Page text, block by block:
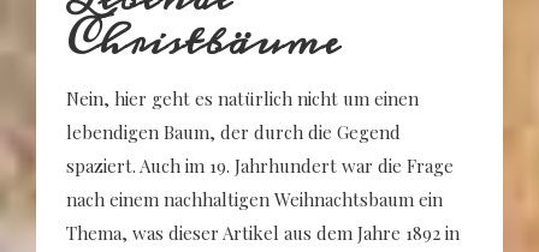
Christbäume
Nein, hier geht es natürlich nicht um einen
lebendigen Baum, der durch die Gegend
spaziert. Auch im 19. Jahrhundert war die Frage
nach einem nachhaltigen Weihnachtsbaum ein
Thema, was dieser Artikel aus dem Jahre 1892 in